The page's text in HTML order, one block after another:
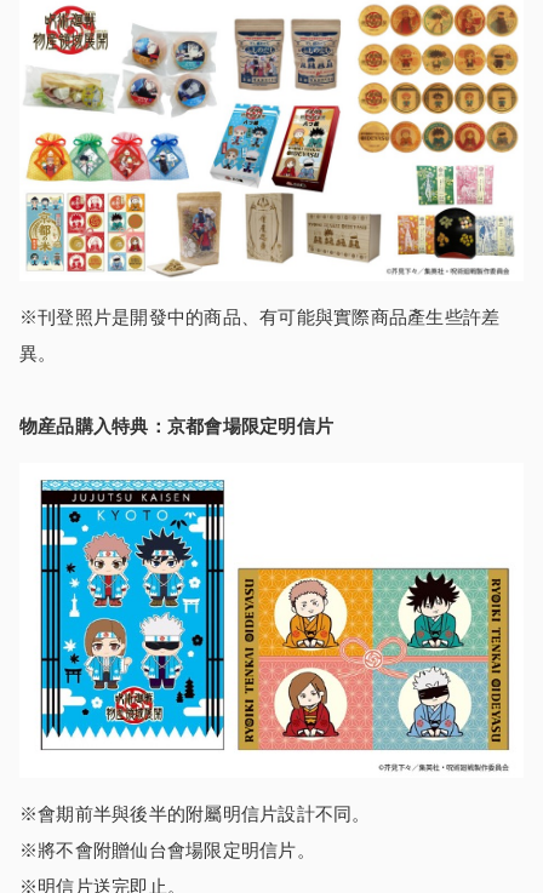
※刊登照片是開發中的商品、有可能與實際商品產生些許差
異。
物産品購入特典：京都會場限定明信片
※會期前半與後半的附屬明信片設計不同。
※將不會附贈仙台會場限定明信片。
※明信片送完即止。